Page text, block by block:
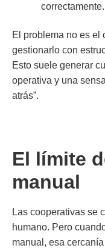
correctamente.
El problema no es el
gestionarlo con
Esto suele generar
operativa y una
atrás”.
El límite
manual
Las cooperativas se
humano. Pero
manual, esa